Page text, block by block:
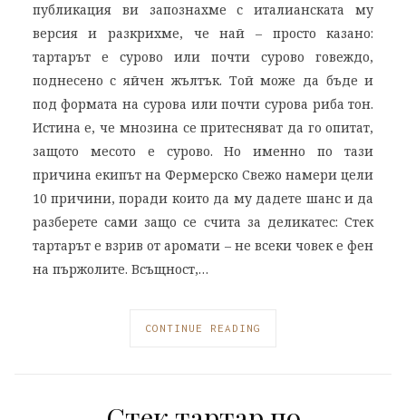
публикация ви запознахме с италианската му
версия и разкрихме, че най – просто казано:
тартарът е сурово или почти сурово говеждо,
поднесено с яйчен жълтък. Той може да бъде и
под формата на сурова или почти сурова риба тон.
Истина е, че мнозина се притесняват да го опитат,
защото месото е сурово. Но именно по тази
причина екипът на Фермерско Свежо намери цели
10 причини, поради които да му дадете шанс и да
разберете сами защо се счита за деликатес: Стек
тартарът е взрив от аромати – не всеки човек е фен
на пържолите. Всъщност,…
CONTINUE READING